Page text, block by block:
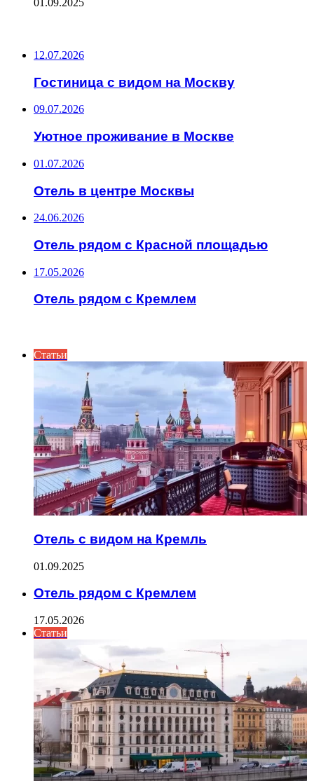
01.09.2025
12.07.2026
Гостиница с видом на Москву
09.07.2026
Уютное проживание в Москве
01.07.2026
Отель в центре Москвы
24.06.2026
Отель рядом с Красной площадью
17.05.2026
Отель рядом с Кремлем
Статьи
Отель с видом на Кремль
01.09.2025
Отель рядом с Кремлем
17.05.2026
Статьи